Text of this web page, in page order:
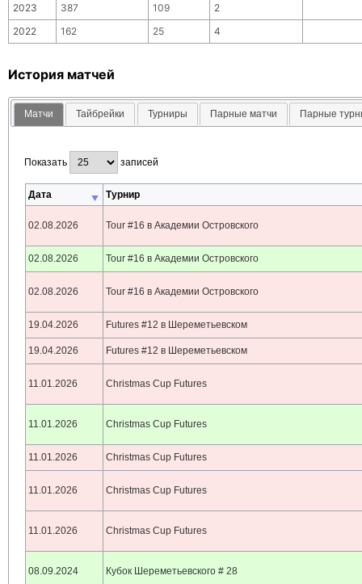
2023
387 109
2
2022
162 25 4
История матчей
Матчи Тайбрейки Турниры Парные матчи Парные
Показать записей
Дата Турнир
02.08.2026 Tour #16 в Академии Островского
02.08.2026 Tour #16 в Академии Островского
02.08.2026 Tour #16 в Академии Островского
19.04.2026 Futures #12 в Шереметьевском
19.04.2026 Futures #12 в Шереметьевском
11.01.2026 Christmas Cup Futures
11.01.2026 Christmas Cup Futures
11.01.2026 Christmas Cup Futures
11.01.2026 Christmas Cup Futures
11.01.2026 Christmas Cup Futures
08.09.2024 Кубок Шереметьевского # 28